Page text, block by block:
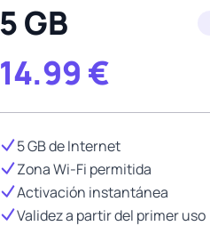
5 GB
14.99 €
5 GB de Internet
Zona Wi-Fi permitida
Activación instantánea
Validez a partir del primer uso